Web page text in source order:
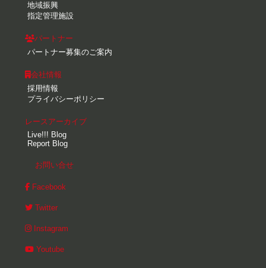
地域振興
指定管理施設
パートナー
パートナー募集のご案内
会社情報
採用情報
プライバシーポリシー
レースアーカイブ
Live!!! Blog
Report Blog
お問い合せ
Facebook
Twitter
Instagram
Youtube